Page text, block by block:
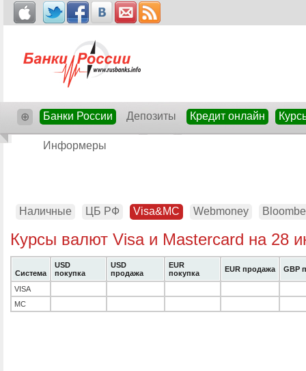
⊕ Банки России Депозиты Кредит онлайн
Информеры
Наличные ЦБ РФ Visa&MC Webmoney
Курсы валют Visa и Mastercard на 28
Система
USD
покупка
USD
продажа
EUR
покупка
EUR продажа GBP
VISA
MC